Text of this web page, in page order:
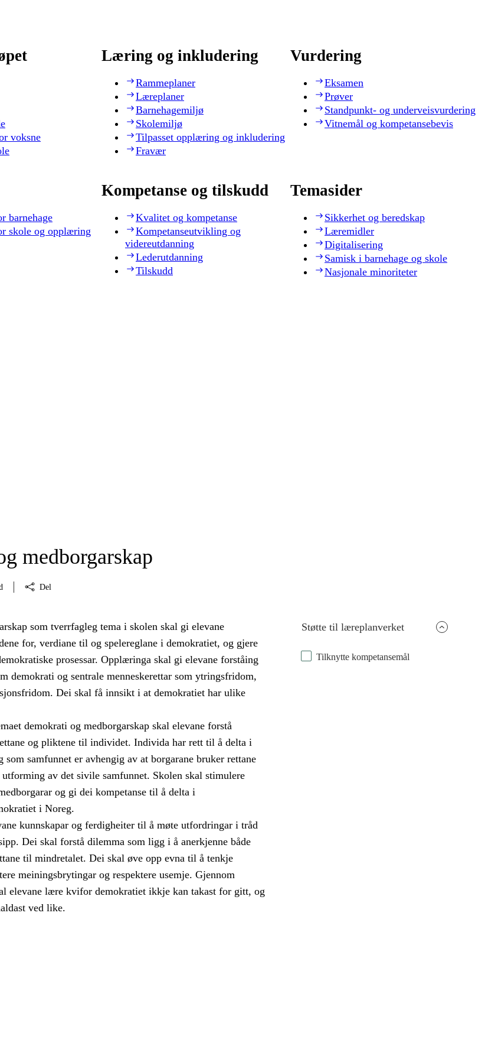
voksne
Læring og inkludering
Rammeplaner
Læreplaner
Barnehagemiljø
Skolemiljø
Tilpasset opplæring og inkludering
Fravær
Vurdering
Eksamen
Prøver
Standpunkt- og underveisvurdering
Vitnemål og kompetansebevis
barnehage
skole og opplæring
Kompetanse og tilskudd
Kvalitet og kompetanse
Kompetanseutvikling og
videreutdanning
Lederutdanning
Tilskudd
Temasider
Sikkerhet og beredskap
Læremidler
Digitalisering
Samisk i barnehage og skole
Nasjonale minoriteter
medborgarskap
Del
Støtte til læreplanverket
Tilknytte kompetansemål
som tverrfagleg tema i skolen skal gi elevane
for, verdiane til og spelereglane i demokratiet, og gjere
prosessar. Opplæringa skal gi elevane forståing
demokrati og sentrale menneskerettar som ytringsfridom,
Dei skal få innsikt i at demokratiet har ulike
demokrati og medborgarskap skal elevane forstå
og pliktene til individet. Individa har rett til å delta i
samfunnet er avhengig av at borgarane bruker rettane
av det sivile samfunnet. Skolen skal stimulere
og gi dei kompetanse til å delta i
i Noreg.
kunnskapar og ferdigheiter til å møte utfordringar i tråd
Dei skal forstå dilemma som ligg i å anerkjenne både
til mindretalet. Dei skal øve opp evna til å tenkje
meiningsbrytingar og respektere usemje. Gjennom
elevane lære kvifor demokratiet ikkje kan takast for gitt, og
ved like.